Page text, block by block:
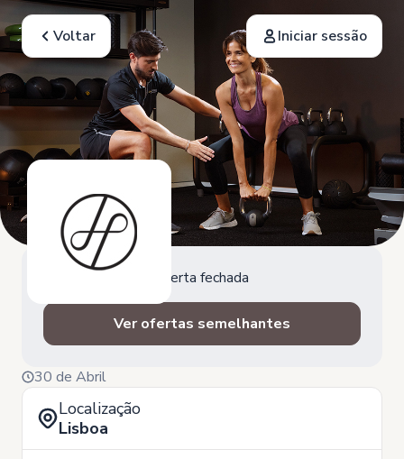
Voltar Iniciar sessão
Oferta fechada
Ver ofertas semelhantes
30 de Abril
Localização
Lisboa